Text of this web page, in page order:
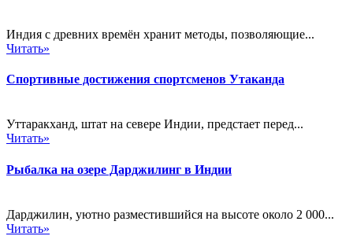
Индия с древних времён хранит методы, позволяющие...
Читать»
Спортивные достижения спортсменов Утаканда
Уттаракханд, штат на севере Индии, предстает перед...
Читать»
Рыбалка на озере Дарджилинг в Индии
Дарджилин, уютно разместившийся на высоте около 2 000...
Читать»